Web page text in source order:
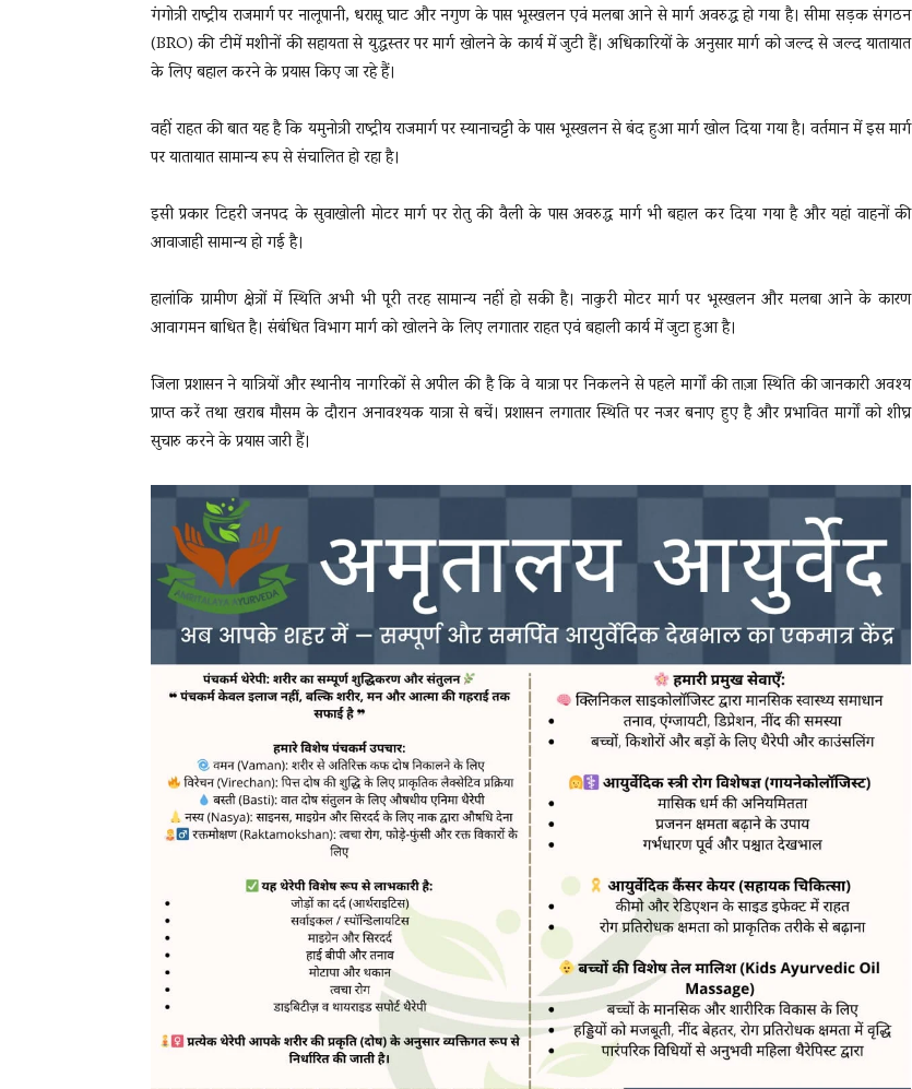
गंगोत्री राष्ट्रीय राजमार्ग पर नालूपानी, धरासू घाट और नगुण के पास भूस्खलन एवं मलबा आने से मार्ग अवरुद्ध हो गया है। सीमा सड़क संगठन
(BRO) की टीमें मशीनों की सहायता से युद्धस्तर पर मार्ग खोलने के कार्य में जुटी हैं। अधिकारियों के अनुसार मार्ग को जल्द से जल्द यातायात
के लिए बहाल करने के प्रयास किए जा रहे हैं।
वहीं राहत की बात यह है कि यमुनोत्री राष्ट्रीय राजमार्ग पर स्यानाचट्टी के पास भूस्खलन से बंद हुआ मार्ग खोल दिया गया है। वर्तमान में इस मार्ग
पर यातायात सामान्य रूप से संचालित हो रहा है।
इसी प्रकार टिहरी जनपद के सुवाखोली मोटर मार्ग पर रोतु की वैली के पास अवरुद्ध मार्ग भी बहाल कर दिया गया है और यहां वाहनों की
आवाजाही सामान्य हो गई है।
हालांकि ग्रामीण क्षेत्रों में स्थिति अभी भी पूरी तरह सामान्य नहीं हो सकी है। नाकुरी मोटर मार्ग पर भूस्खलन और मलबा आने के कारण
आवागमन बाधित है। संबंधित विभाग मार्ग को खोलने के लिए लगातार राहत एवं बहाली कार्य में जुटा हुआ है।
जिला प्रशासन ने यात्रियों और स्थानीय नागरिकों से अपील की है कि वे यात्रा पर निकलने से पहले मार्गों की ताज़ा स्थिति की जानकारी अवश्य
प्राप्त करें तथा खराब मौसम के दौरान अनावश्यक यात्रा से बचें। प्रशासन लगातार स्थिति पर नजर बनाए हुए है और प्रभावित मार्गों को शीघ्र
सुचारु करने के प्रयास जारी हैं।